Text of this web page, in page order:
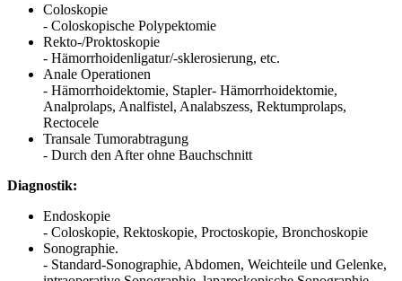
Coloskopie
- Coloskopische Polypektomie
Rekto-/Proktoskopie
- Hämorrhoidenligatur/-sklerosierung, etc.
Anale Operationen
- Hämorrhoidektomie, Stapler- Hämorrhoidektomie,
Analprolaps, Analfistel, Analabszess, Rektumprolaps,
Rectocele
Transale Tumorabtragung
- Durch den After ohne Bauchschnitt
Diagnostik:
Endoskopie
- Coloskopie, Rektoskopie, Proctoskopie, Bronchoskopie
Sonographie.
- Standard-Sonographie, Abdomen, Weichteile und Gelenke,